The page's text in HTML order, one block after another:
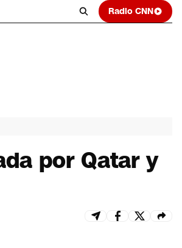
Radio CNN
por Qatar y